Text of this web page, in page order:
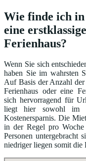
Wie finde ich
eine
Ferienhaus?
Wenn Sie sich
haben Sie im wahrsten
Auf Basis der Anzahl
Ferienhaus oder eine
sich hervorragend für
liegt hier sowohl im
Kostenersparnis. Die
in der Regel pro
Personen untergebracht
niedriger liegen somit die